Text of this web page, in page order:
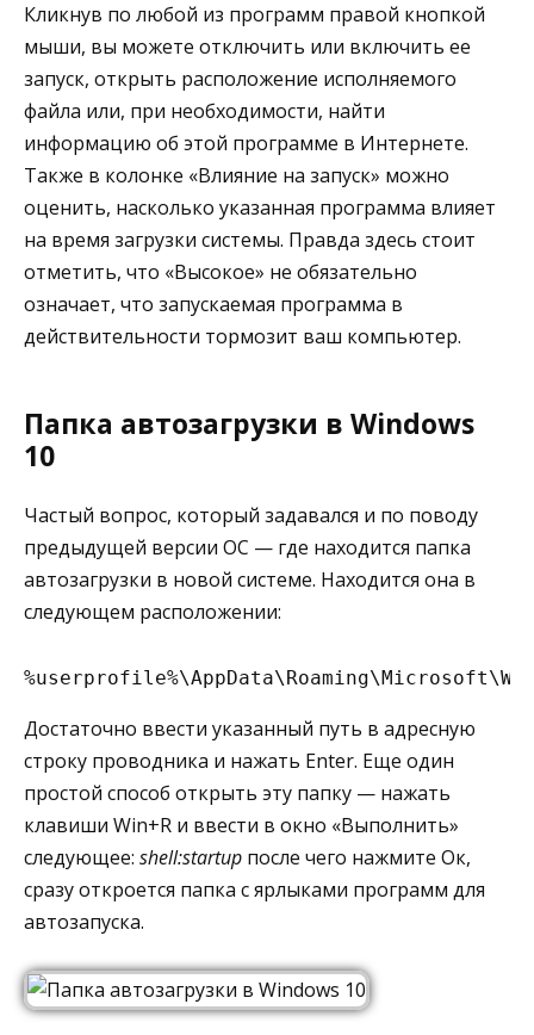
Кликнув по любой из программ правой кнопкой
мыши, вы можете отключить или включить ее
запуск, открыть расположение исполняемого
файла или, при необходимости, найти
информацию об этой программе в Интернете.
Также в колонке «Влияние на запуск» можно
оценить, насколько указанная программа влияет
на время загрузки системы. Правда здесь стоит
отметить, что «Высокое» не обязательно
означает, что запускаемая программа в
действительности тормозит ваш компьютер.
Папка автозагрузки в Windows
10
Частый вопрос, который задавался и по поводу
предыдущей версии ОС — где находится папка
автозагрузки в новой системе. Находится она в
следующем расположении:
Достаточно ввести указанный путь в адресную
строку проводника и нажать Enter. Еще один
простой способ открыть эту папку — нажать
клавиши Win+R и ввести в окно «Выполнить»
следующее: shell:startup после чего нажмите Ок,
сразу откроется папка с ярлыками программ для
автозапуска.